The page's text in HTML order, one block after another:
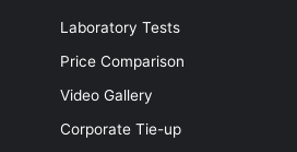
Laboratory Tests
Price Comparison
Video Gallery
Corporate Tie-up